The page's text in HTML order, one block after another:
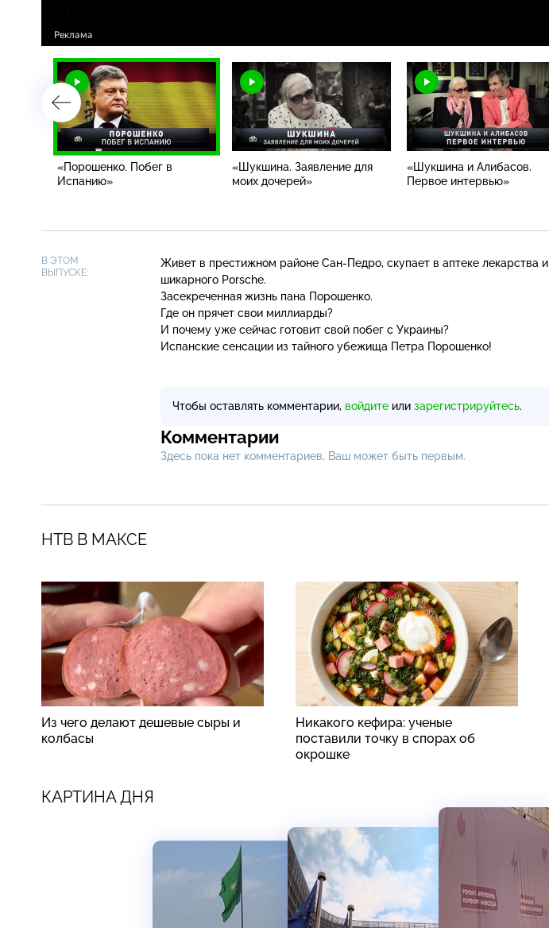
«Порошенко. Побег в
Испанию»
«Шукшина. Заявление для
моих дочерей»
«Шукшина и Алибасов.
Первое интервью»
В ЭТОМ
ВЫПУСКЕ:
Живет в престижном районе Сан-Педро, скупает в аптеке лекарства
шикарного Porsche.
Засекреченная жизнь пана Порошенко.
Где он прячет свои миллиарды?
И почему уже сейчас готовит свой побег с Украины?
Испанские сенсации из тайного убежища Петра Порошенко!
Чтобы оставлять комментарии, войдите или зарегистрируйтесь.
Комментарии
Здесь пока нет комментариев, Ваш может быть первым.
НТВ В МАКСЕ
Из чего делают дешевые сыры и
колбасы
Никакого кефира: ученые
поставили точку в спорах об
окрошке
КАРТИНА ДНЯ